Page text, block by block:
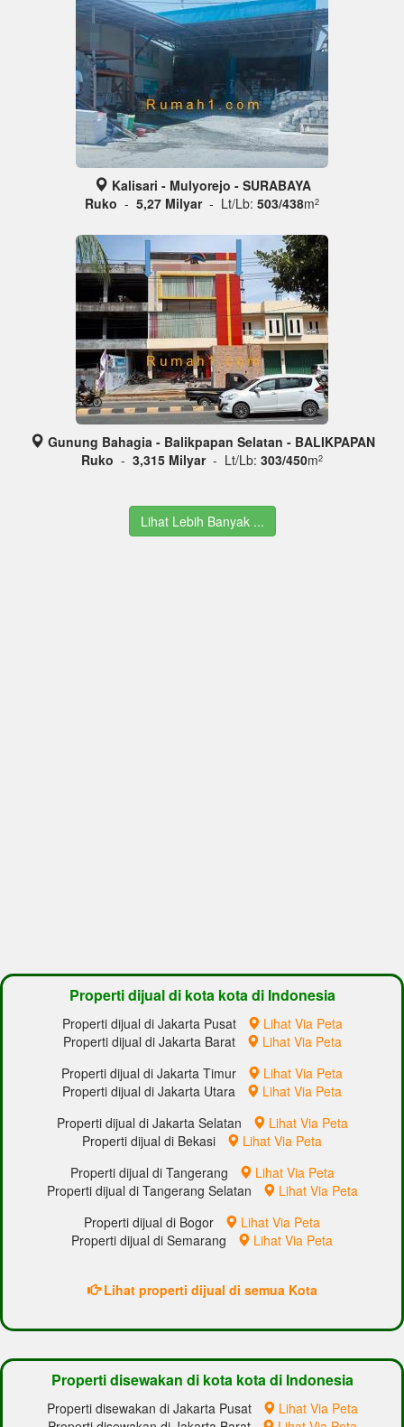
Kalisari - Mulyorejo - SURABAYA
Ruko - 5,27 Milyar - Lt/Lb: 503/438m2
Gunung Bahagia - Balikpapan Selatan - BALIKPAPAN
Ruko - 3,315 Milyar - Lt/Lb: 303/450m2
Lihat Lebih Banyak ...
Properti dijual di kota kota di Indonesia
Properti dijual di Jakarta Pusat
Lihat Via Peta
Properti dijual di Jakarta Barat
Lihat Via Peta
Properti dijual di Jakarta Timur
Lihat Via Peta
Properti dijual di Jakarta Utara
Lihat Via Peta
Properti dijual di Jakarta Selatan
Lihat Via Peta
Properti dijual di Bekasi
Lihat Via Peta
Properti dijual di Tangerang
Lihat Via Peta
Properti dijual di Tangerang Selatan
Lihat Via Peta
Properti dijual di Bogor
Lihat Via Peta
Properti dijual di Semarang
Lihat Via Peta
Lihat properti dijual di semua Kota
Properti disewakan di kota kota di Indonesia
Properti disewakan di Jakarta Pusat
Lihat Via Peta